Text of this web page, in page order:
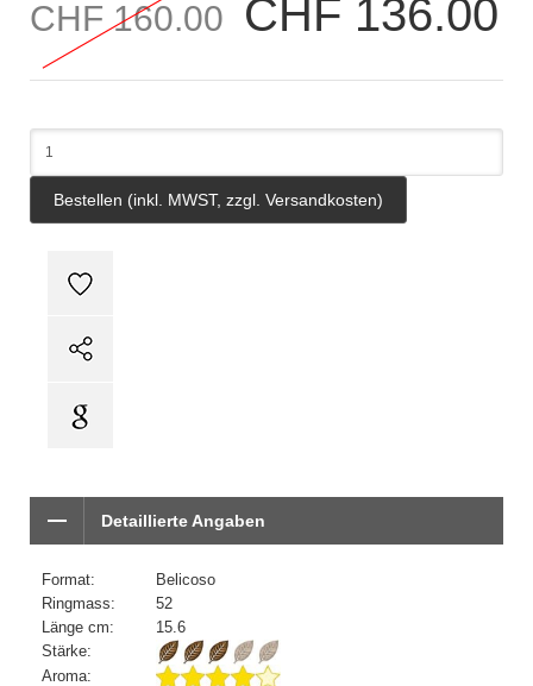
CHF 160.00 CHF 136.00
Detaillierte Angaben
Format:
Belicoso
Ringmass:
52
Länge cm:
15.6
Stärke:
Aroma: